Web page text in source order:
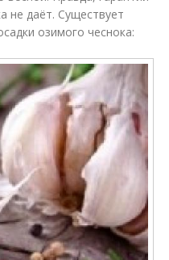
не даёт. Существует
озимого чеснока: